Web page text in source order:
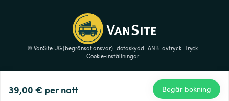
39,00 € per natt Begär bokning
© VanSite UG (begränsat ansvar) dataskydd ANB avtryck Tryck
Cookie-inställningar